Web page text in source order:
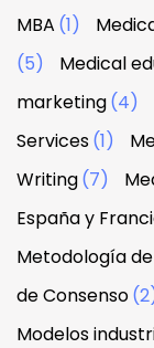
MBA (1)
(5)
Medical
marketing(4)
Services(1)
Writing(7)
España y
Metodología
de Consenso
Modelos